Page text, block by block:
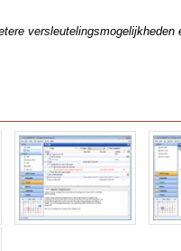
versleutelingsmogelijkheden